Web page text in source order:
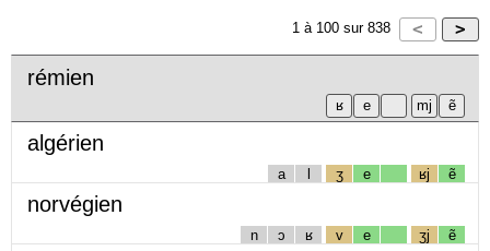
1 à 100 sur 838
rémien
algérien
a l ʒ e ʁj ẽ
norvégien
n ɔ ʁ v e ʒj ẽ